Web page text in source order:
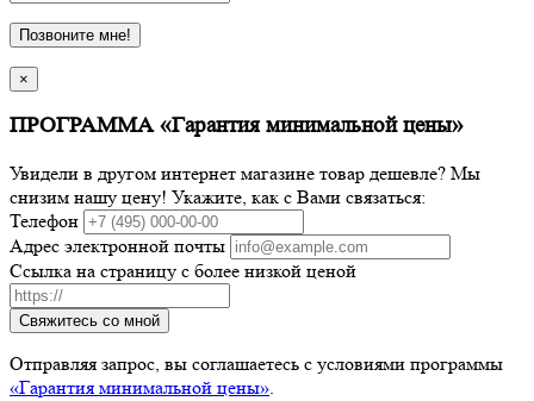
Позвоните мне!
×
ПРОГРАММА «Гарантия минимальной цены»
Увидели в другом интернет магазине товар дешевле? Мы
снизим нашу цену! Укажите, как с Вами связаться:
Телефон
Адрес электронной почты
Ссылка на страницу с более низкой ценой
Свяжитесь со мной
Отправляя запрос, вы соглашаетесь с условиями программы
«Гарантия минимальной цены».